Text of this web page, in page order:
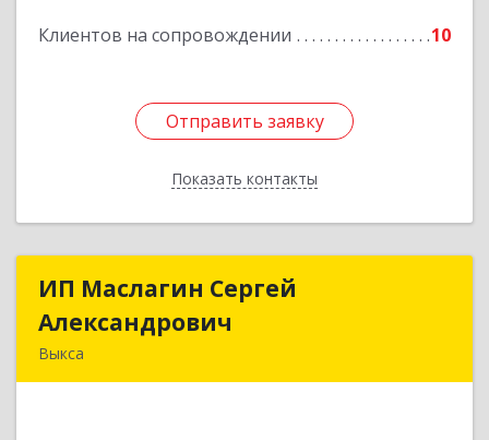
Клиентов на сопровождении 10
Отправить заявку
Показать контакты
Отправить заявку
Назад
ИП Маслагин Сергей
Александрович
Выкса
ИП Маслагин Сергей